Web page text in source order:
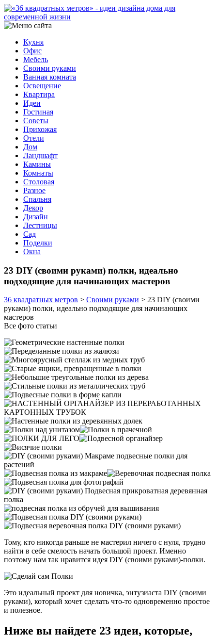
Кухня
Офис
Мебель
Своими руками
Ванная комната
Освещение
Квартира
Идеи
Гостиная
Советы
Прихожая
Отели
Дом
Ландшафт
Камины
Комнаты
Столовая
Разное
Спальня
Декор
Дизайн
Лестницы
Сад
Поделки
Окна
23 DIY (своими руками) полки, идеально
подходящие для начинающих мастеров
36 квадратных метров > Своими руками > 23 DIY (своими
руками) полки, идеально подходящие для начинающих
мастеров
Все фото статьи
Тому, кто никогда раньше не мастерил ничего с нуля, трудно
найти в себе смелость начать большой проект. Именно
поэтому нам так нравится идея DIY (своими руками)-полки.
Это идеальный проект для новичка, энтузиаста DIY (своими
руками), который хочет сделать что-то одновременно простое
и полезное.
Ниже вы найдете 23 идеи, которые,